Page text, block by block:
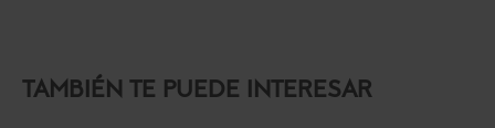
TAMBIÉN TE PUEDE INTERESAR